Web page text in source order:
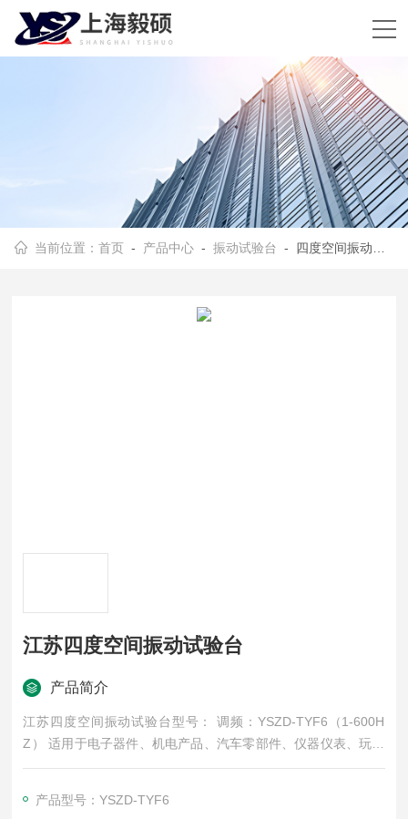
当前位置：首页 - 产品中心 -振动试验台 - 四度空间振动试验台
江苏四度空间振动试验台
产品简介
江苏四度空间振动试验台型号： 调频：YSZD-TYF6（1-600H
Z） 适用于电子器件、机电产品、汽车零部件、仪器仪表、玩具
等各行各业的研究、开发、制造，检测产品在运送、使用中产生
产品型号：YSZD-TYF6